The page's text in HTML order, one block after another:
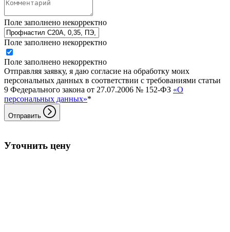
Поле заполнено некорректно
Поле заполнено некорректно
Поле заполнено некорректно
Отправляя заявку, я даю согласие на обработку моих
персональных данных в соответствии с требованиями статьи
9 Федерального закона от 27.07.2006 № 152-ФЗ «О
персональных данных»*
Отправить
Уточнить цену